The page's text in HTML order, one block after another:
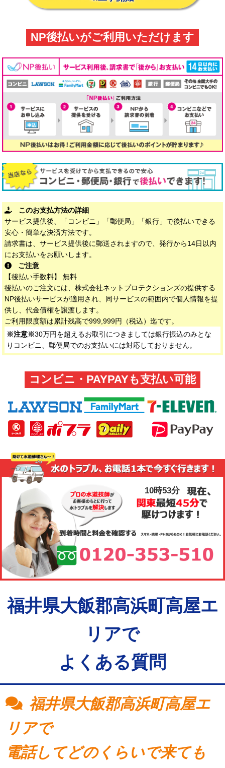
NP後払いがご利用いただけます
このお支払方法の詳細
サービス提供後、「コンビニ」「郵便局」「銀行」で後払いできる
安心・簡単な決済方法です。
請求書は、サービス提供後に郵送されますので、発行から14日以内
にお支払いをお願いします。
ご注意
【後払い手数料】 無料
後払いのご注文には、株式会社ネットプロテクションズの提供する
NP後払いサービスが適用され、同サービスの範囲内で個人情報を提
供し、代金債権を譲渡します。
ご利用限度額は累計残高で999,999円（税込）迄です。
※注意※30万円を超えるお取引につきましては銀行振込のみとな
りコンビニ、郵便局でのお支払いには対応しておりません。
コンビニ・PAYPAYも支払い可能
10時53分
福井県大飯郡高浜町高屋エ
リアで
よくある質問
福井県大飯郡高浜町高屋エ
リアで
電話してどのくらいで来ても